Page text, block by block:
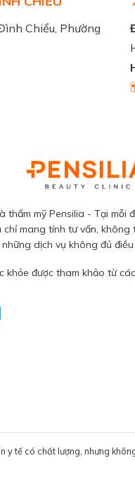
Chiểu, Phường
thẩm mỹ Pensilia - Tại mỗi
mang tính tư vấn,
dịch vụ không đủ
được tham khảo từ
y tế có chất lượng, nhưng